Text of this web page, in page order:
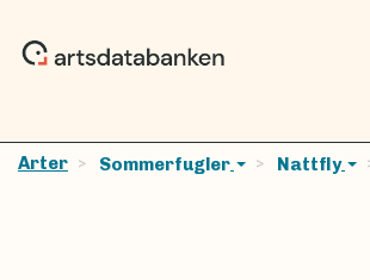
Arter Sommerfugler Nattfly